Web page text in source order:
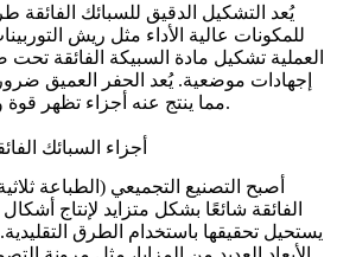
يُعد التشكيل الدقيق للسبائك الفائقة
للمكونات عالية الأداء مثل ريش
العملية تشكيل مادة السبيكة الفائقة
إجهادات موضعية. يُعد الحفر العميق
مما ينتج عنه أجزاء تظهر قوة ومتانة ودقة أبعاد محسنة.
أجزاء السبائك
أصبح التصنيع التجميعي (الطباعة ثلاثية
الفائقة شائعًا بشكل متزايد لإنتاج
يستحيل تحقيقها باستخدام الطرق التقليدية.